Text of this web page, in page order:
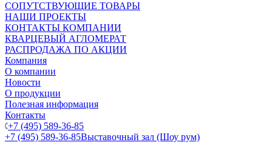
СОПУТСТВУЮЩИЕ ТОВАРЫ
НАШИ ПРОЕКТЫ
КОНТАКТЫ КОМПАНИИ
КВАРЦЕВЫЙ АГЛОМЕРАТ
РАСПРОДАЖА ПО АКЦИИ
Компания
О компании
Новости
О продукции
Полезная информация
Контакты
+7 (495) 589-36-85
+7 (495) 589-36-85Выставочный зал (Шоу рум)